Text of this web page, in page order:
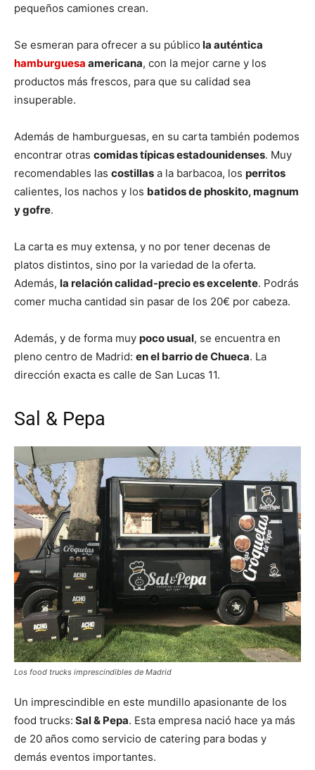
pequeños camiones crean.
Se esmeran para ofrecer a su público la auténtica
hamburguesa americana, con la mejor carne y los
productos más frescos, para que su calidad sea
insuperable.
Además de hamburguesas, en su carta también podemos
encontrar otras comidas típicas estadounidenses. Muy
recomendables las costillas a la barbacoa, los perritos
calientes, los nachos y los batidos de phoskito, magnum
y gofre.
La carta es muy extensa, y no por tener decenas de
platos distintos, sino por la variedad de la oferta.
Además, la relación calidad-precio es excelente. Podrás
comer mucha cantidad sin pasar de los 20€ por cabeza.
Además, y de forma muy poco usual, se encuentra en
pleno centro de Madrid: en el barrio de Chueca. La
dirección exacta es calle de San Lucas 11.
Sal & Pepa
Los food trucks imprescindibles de Madrid
Un imprescindible en este mundillo apasionante de los
food trucks: Sal & Pepa. Esta empresa nació hace ya más
de 20 años como servicio de catering para bodas y
demás eventos importantes.